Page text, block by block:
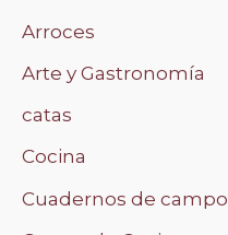
Arroces
Arte y Gastronomía
catas
Cocina
Cuadernos de campo